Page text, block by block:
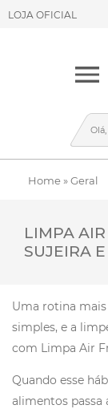
LOJA OFICIAL
Home»Geral
LIMPA
SUJEIRA
Uma rotina
simples, e a
com Limpa Air
Quando esse
alimentos passa